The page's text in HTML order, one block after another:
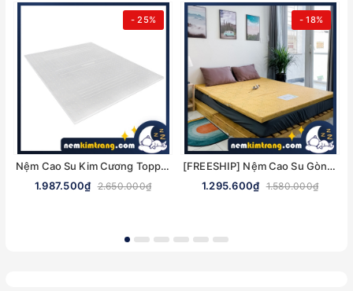
- 25%
Nệm Cao Su Kim Cương Topper - NHIỀU KÍCH THƯỚC, CHÍNH HÃNG
1.987.500₫ 2.650.000₫
- 18%
[FREESHIP] Nệm Cao Su Gòn Ép Gấp 3 Ultra Care Vạn Thành - CHÍNH HÃNG, BẢO HÀNH 5 NĂM
1.295.600₫ 1.580.000₫